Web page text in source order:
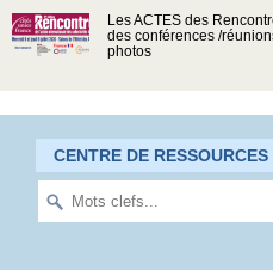
Les ACTES des
des conférences /
photos
CENTRE DE RESSOURCES